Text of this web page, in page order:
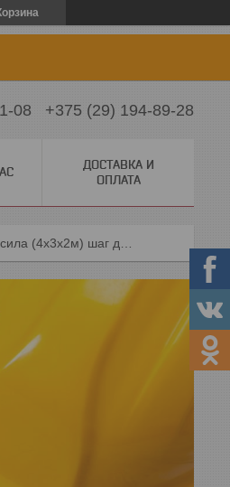
08 +375 (29) 194-89-28
ДОСТАВКА И
ОПЛАТА